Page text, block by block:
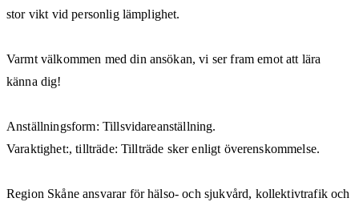
stor vikt vid personlig lämplighet.
Varmt välkommen med din ansökan, vi ser fram emot att lära
känna dig!
Anställningsform: Tillsvidareanställning.
Varaktighet:, tillträde: Tillträde sker enligt överenskommelse.
Region Skåne ansvarar för hälso- och sjukvård, kollektivtrafik och